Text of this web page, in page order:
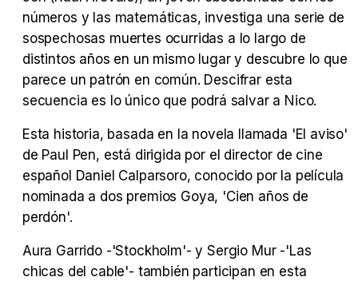
Tráiler Oficial en VOSE 'The Audacity'
números y las matemáticas, investiga una serie de
sospechosas muertes ocurridas a lo largo de
distintos años en un mismo lugar y descubre lo que
parece un patrón en común. Descifrar esta
secuencia es lo único que podrá salvar a Nico.
Esta historia, basada en la novela llamada 'El aviso'
de Paul Pen, está dirigida por el director de cine
español Daniel Calparsoro, conocido por la película
nominada a dos premios Goya, 'Cien años de
perdón'.
Aura Garrido -'Stockholm'- y Sergio Mur -'Las
chicas del cable'- también participan en esta